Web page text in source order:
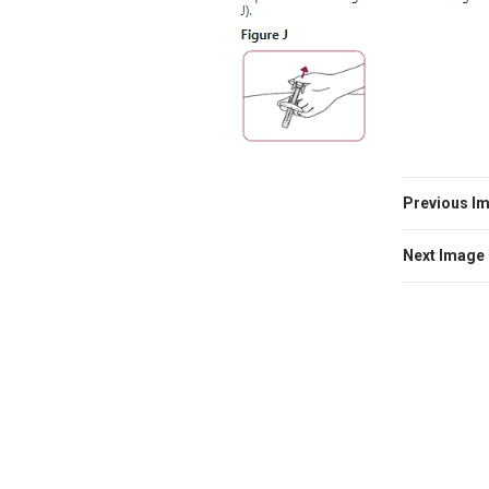
Previous
Next Image